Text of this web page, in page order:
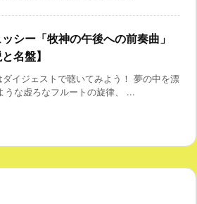
ッシー「牧神の午後への前奏曲」
と名盤】
ダイジェストで聴いてみよう！ 夢の中を漂
うな虚ろなフルートの旋律、 ...